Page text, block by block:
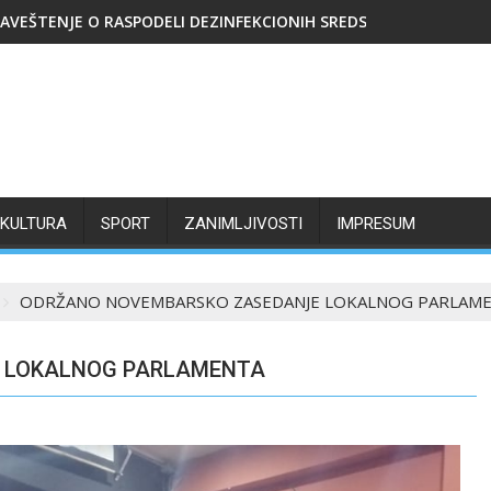
O RASPODELI DEZINFEKCIONIH SREDSTAVA
KULTURA SPORT ZANIMLJIVOSTI IMPRESUM
ODRŽANO NOVEMBARSKO ZASEDANJE LOKALNOG
PARLAMENTA